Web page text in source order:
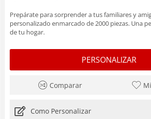
Prepárate para sorprender a tus familiares y
personalizado enmarcado de 2000 piezas. Una
de tu hogar.
PERSONALIZAR
Comparar
Como Personalizar